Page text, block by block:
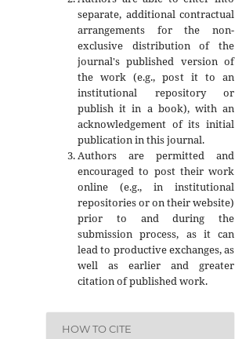
separate, additional contractual
arrangements for the non-
exclusive distribution of the
journal's published version of
the work (e.g., post it to an
institutional repository or
publish it in a book), with an
acknowledgement of its initial
publication in this journal.
Authors are permitted and
encouraged to post their work
online (e.g., in institutional
repositories or on their website)
prior to and during the
submission process, as it can
lead to productive exchanges, as
well as earlier and greater
citation of published work.
HOW TO CITE